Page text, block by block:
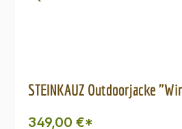
STEINKAUZ Outdoorjacke
349,00 €*